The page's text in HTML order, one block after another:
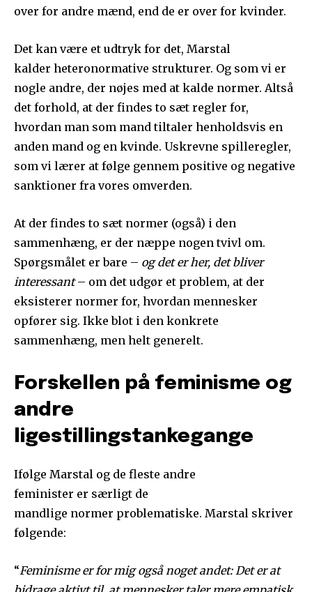
over for andre mænd, end de er over for kvinder.
Det kan være et udtryk for det, Marstal
kalder heteronormative strukturer. Og som vi er
nogle andre, der nøjes med at kalde normer. Altså
det forhold, at der findes to sæt regler for,
hvordan man som mand tiltaler henholdsvis en
anden mand og en kvinde. Uskrevne spilleregler,
som vi lærer at følge gennem positive og negative
sanktioner fra vores omverden.
At der findes to sæt normer (også) i den
sammenhæng, er der næppe nogen tvivl om.
Spørgsmålet er bare – og det er her, det bliver
interessant– om det udgør et problem, at der
eksisterer normer for, hvordan mennesker
opfører sig. Ikke blot i den konkrete
sammenhæng, men helt generelt.
Forskellen på feminisme og
andre
ligestillingstankegange
Ifølge Marstal og de fleste andre
feminister er særligt de
mandlige normer problematiske. Marstal skriver
følgende:
“Feminisme er for mig også noget andet: Det er at